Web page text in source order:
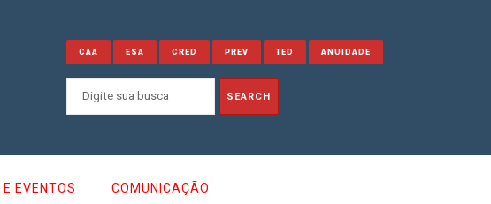
CAA ESA CRED PREV TED ANUIDADE
EVENTOS COMUNICAÇÃO